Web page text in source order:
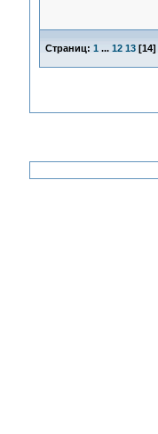
Страниц: 1 ... 12 13[14]